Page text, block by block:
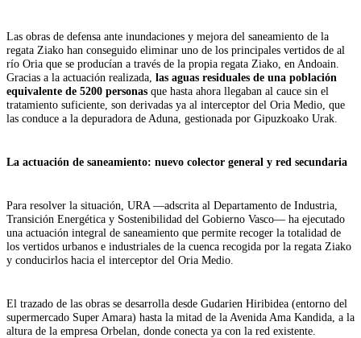
Las obras de defensa ante inundaciones y mejora del saneamiento de la
regata Ziako han conseguido eliminar uno de los principales vertidos de al
río Oria que se producían a través de la propia regata Ziako, en Andoain.
Gracias a la actuación realizada, las aguas residuales de una población
equivalente de 5200 personas que hasta ahora llegaban al cauce sin el
tratamiento suficiente, son derivadas ya al interceptor del Oria Medio, que
las conduce a la depuradora de Aduna, gestionada por Gipuzkoako Urak.
La actuación de saneamiento: nuevo colector general y red secundaria
Para resolver la situación, URA —adscrita al Departamento de Industria,
Transición Energética y Sostenibilidad del Gobierno Vasco— ha ejecutado
una actuación integral de saneamiento que permite recoger la totalidad de
los vertidos urbanos e industriales de la cuenca recogida por la regata Ziako
y conducirlos hacia el interceptor del Oria Medio.
El trazado de las obras se desarrolla desde Gudarien Hiribidea (entorno del
supermercado Super Amara) hasta la mitad de la Avenida Ama Kandida, a la
altura de la empresa Orbelan, donde conecta ya con la red existente.